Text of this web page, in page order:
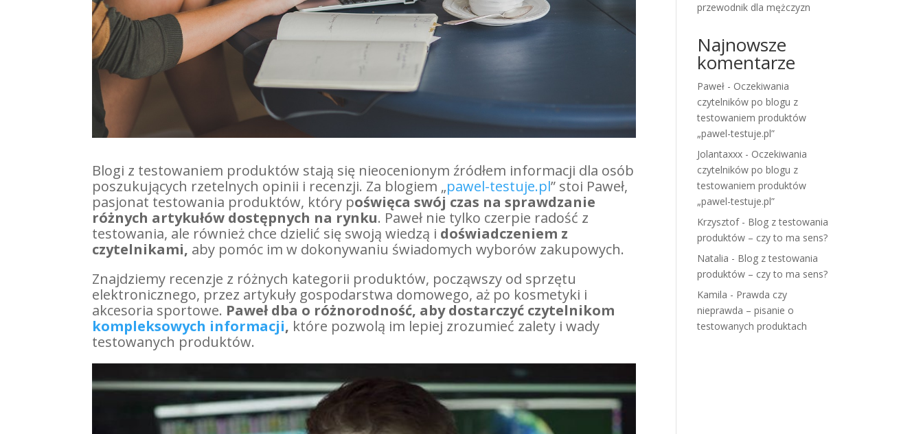
Blogi z testowaniem produktów stają się nieocenionym źródłem informacji dla osób
poszukujących rzetelnych opinii i recenzji. Za blogiem „pawel-testuje.pl” stoi Paweł,
pasjonat testowania produktów, który poświęca swój czas na sprawdzanie
różnych artykułów dostępnych na rynku. Paweł nie tylko czerpie radość z
testowania, ale również chce dzielić się swoją wiedzą i doświadczeniem z
czytelnikami, aby pomóc im w dokonywaniu świadomych wyborów zakupowych.
Znajdziemy recenzje z różnych kategorii produktów, począwszy od sprzętu
elektronicznego, przez artykuły gospodarstwa domowego, aż po kosmetyki i
akcesoria sportowe. Paweł dba o różnorodność, aby dostarczyć czytelnikom
kompleksowych informacji, które pozwolą im lepiej zrozumieć zalety i wady
testowanych produktów.
przewodnik dla mężczyzn
Najnowsze
komentarze
Paweł - Oczekiwania
czytelników po blogu z
testowaniem produktów
„pawel-testuje.pl”
Jolantaxxx - Oczekiwania
czytelników po blogu z
testowaniem produktów
„pawel-testuje.pl”
Krzysztof- Blog z testowania
produktów – czy to ma sens?
Natalia - Blog z testowania
produktów – czy to ma sens?
Kamila - Prawda czy
nieprawda – pisanie o
testowanych produktach